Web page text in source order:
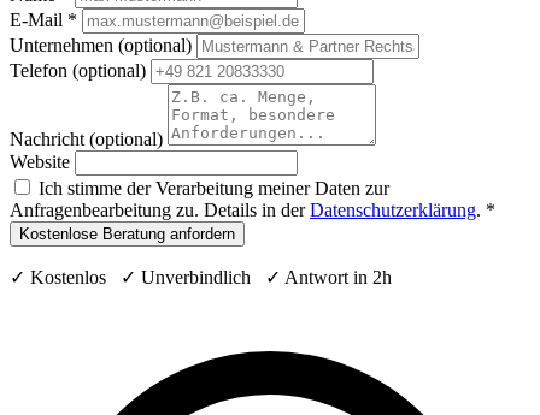
E-Mail *
Unternehmen (optional)
Telefon (optional)
Nachricht (optional)
Website
Ich stimme der Verarbeitung meiner Daten zur
Anfragenbearbeitung zu. Details in derDatenschutzerklärung. *
Kostenlose Beratung anfordern
✓ Kostenlos ✓ Unverbindlich ✓ Antwort in 2h